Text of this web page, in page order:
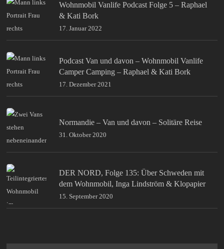
Wohnmobil Vanlife Podcast Folge 5 – Raphael
& Kati Bork
17. Januar 2022
Podcast Van und davon – Wohnmobil Vanlife
Camper Camping – Raphael & Kati Bork
17. Dezember 2021
Normandie – Van und davon – Solitäre Reise
31. Oktober 2020
DER NORD, Folge 135: Über Schweden mit
dem Wohnmobil, Inga Lindström & Klopapier
15. September 2020